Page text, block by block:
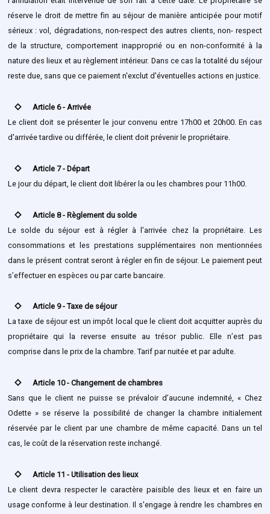
réserve le droit de mettre fin au séjour de manière anticipée pour motif
sérieux : vol, dégradations, non-respect des autres clients, non- respect
de la structure, comportement inapproprié ou en non-conformité à la
nature des lieux et au règlement intérieur. Dans ce cas la totalité du séjour
reste due, sans que ce paiement n'exclut d'éventuelles actions en justice.
stat_0
Article 6 - Arrivée
Le client doit se présenter le jour convenu entre 17h00 et 20h00. En cas
d'arrivée tardive ou différée, le client doit prévenir le propriétaire.
stat_0
Article 7 - Départ
Le jour du départ, le client doit libérer la ou les chambres pour 11h00.
stat_0
Article 8 - Règlement du solde
Le solde du séjour est à régler à l’arrivée chez la propriétaire. Les
consommations et les prestations supplémentaires non mentionnées
dans le présent contrat seront à régler en fin de séjour. Le paiement peut
s’effectuer en espèces ou par carte bancaire.
stat_0
Article 9 - Taxe de séjour
La taxe de séjour est un impôt local que le client doit acquitter auprès du
propriétaire qui la reverse ensuite au trésor public. Elle n’est pas
comprise dans le prix de la chambre. Tarif par nuitée et par adulte.
stat_0
Article 10 - Changement de chambres
Sans que le client ne puisse se prévaloir d’aucune indemnité, « Chez
Odette » se réserve la possibilité de changer la chambre initialement
réservée par le client par une chambre de même capacité. Dans un tel
cas, le coût de la réservation reste inchangé.
stat_0
Article 11 - Utilisation des lieux
Le client devra respecter le caractère paisible des lieux et en faire un
usage conforme à leur destination. Il s'engage à rendre les chambres en